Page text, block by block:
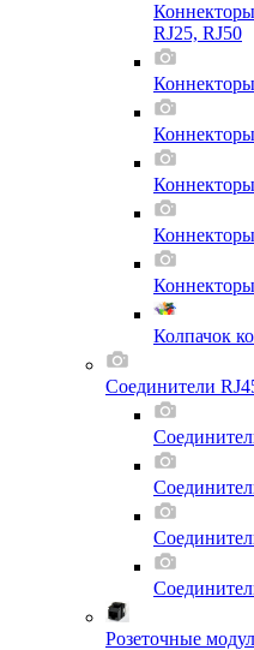
RJ25, RJ50
Колпачок
Соединители
Розеточные